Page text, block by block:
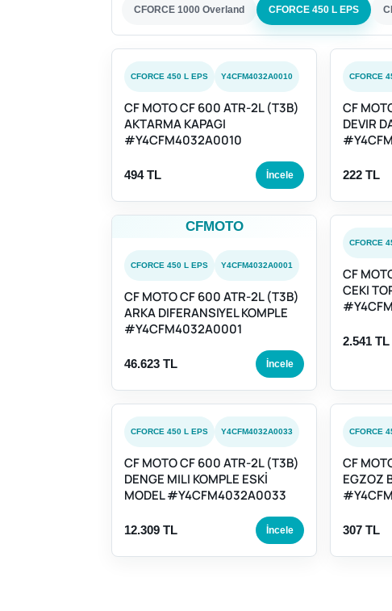
CFORCE 1000 Overland CFORCE 450 L EPS
CFORCE 450 L EPS Y4CFM4032A0010
CF MOTO CF 600 ATR-2L (T3B)
AKTARMA KAPAGI
#Y4CFM4032A0010
494 TL İncele
CFORCE
CF
DEVIR
222 TL
CFMOTO
CFORCE 450 L EPS Y4CFM4032A0001
CF MOTO CF 600 ATR-2L (T3B)
ARKA DIFERANSIYEL KOMPLE
#Y4CFM4032A0001
46.623 TL İncele
CFORCE
CF
CEKI
2.541 TL
CFORCE 450 L EPS Y4CFM4032A0033
CF MOTO CF 600 ATR-2L (T3B)
DENGE MILI KOMPLE ESKİ
MODEL #Y4CFM4032A0033
12.309 TL İncele
CFORCE
CF
EGZOZ
307 TL